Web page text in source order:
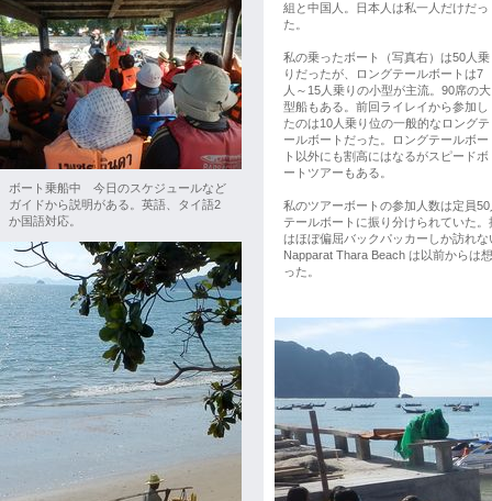
組と中国人。日本人は私一人だけだっ
た。
私の乗ったボート（写真右）は50人乗
りだったが、ロングテールボートは7
人～15人乗りの小型が主流。90席の大
型船もある。前回ライレイから参加し
たのは10人乗り位の一般的なロングテ
ールボートだった。ロングテールボー
ト以外にも割高にはなるがスピードボ
ートツアーもある。
私のツアーボートの参加人数は定員
テールボートに振り分けられていた
はほぼ偏屈バックパッカーしか訪れ
Napparat Thara Beach は以前からは
った。
ボート乗船中 今日のスケジュールなど
ガイドから説明がある。英語、タイ語2
か国語対応。